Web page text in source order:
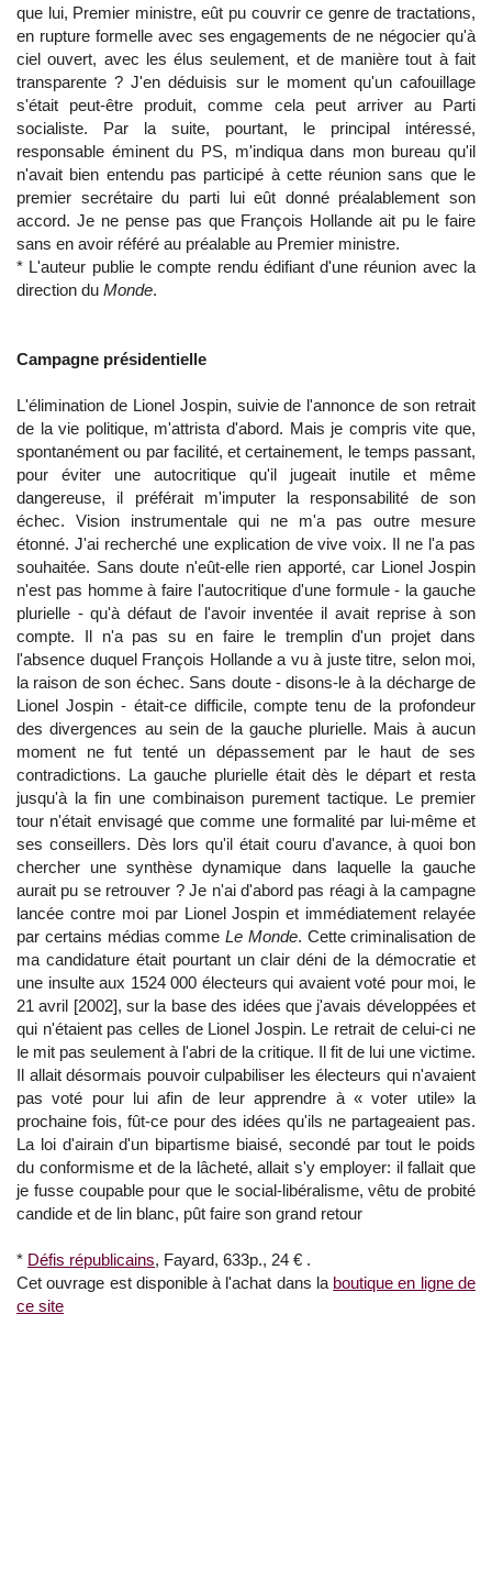
que lui, Premier ministre, eût pu couvrir ce genre de tractations,
en rupture formelle avec ses engagements de ne négocier qu'à
ciel ouvert, avec les élus seulement, et de manière tout à fait
transparente ? J'en déduisis sur le moment qu'un cafouillage
s'était peut-être produit, comme cela peut arriver au Parti
socialiste. Par la suite, pourtant, le principal intéressé,
responsable éminent du PS, m'indiqua dans mon bureau qu'il
n'avait bien entendu pas participé à cette réunion sans que le
premier secrétaire du parti lui eût donné préalablement son
accord. Je ne pense pas que François Hollande ait pu le faire
sans en avoir référé au préalable au Premier ministre.
* L'auteur publie le compte rendu édifiant d'une réunion avec la
direction du Monde.
Campagne présidentielle
L'élimination de Lionel Jospin, suivie de l'annonce de son retrait
de la vie politique, m'attrista d'abord. Mais je compris vite que,
spontanément ou par facilité, et certainement, le temps passant,
pour éviter une autocritique qu'il jugeait inutile et même
dangereuse, il préférait m'imputer la responsabilité de son
échec. Vision instrumentale qui ne m'a pas outre mesure
étonné. J'ai recherché une explication de vive voix. Il ne l'a pas
souhaitée. Sans doute n'eût-elle rien apporté, car Lionel Jospin
n'est pas homme à faire l'autocritique d'une formule - la gauche
plurielle - qu'à défaut de l'avoir inventée il avait reprise à son
compte. Il n'a pas su en faire le tremplin d'un projet dans
l'absence duquel François Hollande a vu à juste titre, selon moi,
la raison de son échec. Sans doute - disons-le à la décharge de
Lionel Jospin - était-ce difficile, compte tenu de la profondeur
des divergences au sein de la gauche plurielle. Mais à aucun
moment ne fut tenté un dépassement par le haut de ses
contradictions. La gauche plurielle était dès le départ et resta
jusqu'à la fin une combinaison purement tactique. Le premier
tour n'était envisagé que comme une formalité par lui-même et
ses conseillers. Dès lors qu'il était couru d'avance, à quoi bon
chercher une synthèse dynamique dans laquelle la gauche
aurait pu se retrouver ? Je n'ai d'abord pas réagi à la campagne
lancée contre moi par Lionel Jospin et immédiatement relayée
par certains médias comme Le Monde. Cette criminalisation de
ma candidature était pourtant un clair déni de la démocratie et
une insulte aux 1524 000 électeurs qui avaient voté pour moi, le
21 avril [2002], sur la base des idées que j'avais développées et
qui n'étaient pas celles de Lionel Jospin. Le retrait de celui-ci ne
le mit pas seulement à l'abri de la critique. Il fit de lui une victime.
Il allait désormais pouvoir culpabiliser les électeurs qui n'avaient
pas voté pour lui afin de leur apprendre à « voter utile» la
prochaine fois, fût-ce pour des idées qu'ils ne partageaient pas.
La loi d'airain d'un bipartisme biaisé, secondé par tout le poids
du conformisme et de la lâcheté, allait s'y employer: il fallait que
je fusse coupable pour que le social-libéralisme, vêtu de probité
candide et de lin blanc, pût faire son grand retour
* Défis républicains, Fayard, 633p., 24 € .
Cet ouvrage est disponible à l'achat dans la boutique en ligne de
ce site